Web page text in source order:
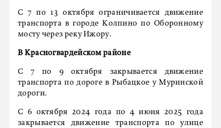
С 7 по 13 октября ограничивается движение
транспорта в городе Колпино по Оборонному
мосту через реку Ижору.
В Красногвардейском районе
С 7 по 9 октября закрывается движение
транспорта по дороге в Рыбацкое у Муринской
дороги.
С 6 октября 2024 года по 4 июня 2025 года
закрывается движение транспорта по улице